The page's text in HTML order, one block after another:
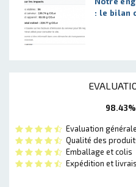
: le bilan
98.43%
Evaluation générale
Qualité des
Emballage et colis
Expédition et